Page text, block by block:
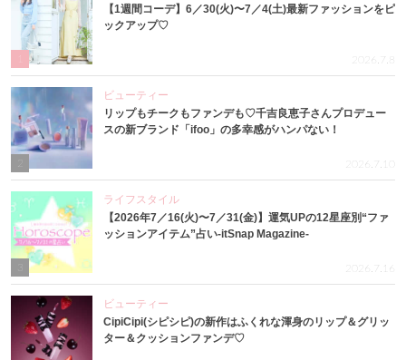
【1週間コーデ】6／30(火)〜7／4(土)最新ファッションをピ
ックアップ♡
2026.7.8
ビューティー
リップもチークもファンデも♡千吉良恵子さんプロデュー
スの新ブランド「ifoo」の多幸感がハンパない！
2026.7.10
3
ライフスタイル
【2026年7／16(火)〜7／31(金)】運気UPの12星座別“ファ
ッションアイテム”占い-itSnap Magazine-
2026.7.16
ビューティー
CipiCipi(シピシピ)の新作はふくれな渾身のリップ＆グリッ
ター＆クッションファンデ♡